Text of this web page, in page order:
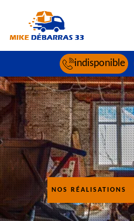
indisponible
NOS RÉALISATIONS